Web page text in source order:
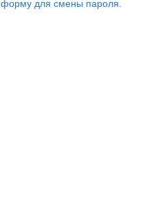
форму для смены пароля.